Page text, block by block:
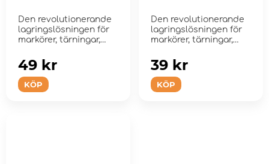
Den revolutionerande
lagringslösningen för
markörer, tärningar,
KÖP
49 kr
Den revolutionerande
lagringslösningen för
markörer, tärningar,
KÖP
39 kr